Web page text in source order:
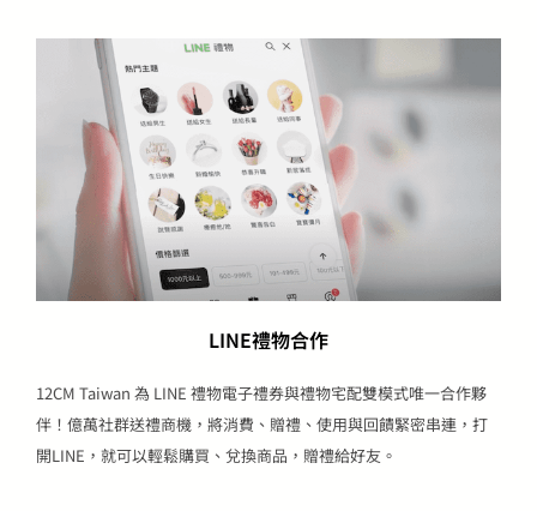
LINE禮物合作
12CM Taiwan 為 LINE 禮物電子禮券與禮物宅配雙模式唯一合作夥
伴！億萬社群送禮商機，將消費、贈禮、使用與回饋緊密串連，打
開LINE，就可以輕鬆購買、兌換商品，贈禮給好友。